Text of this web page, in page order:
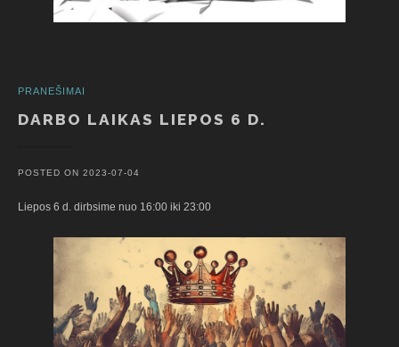
PRANEŠIMAI
DARBO LAIKAS LIEPOS 6 D.
POSTED ON 2023-07-04
Liepos 6 d. dirbsime nuo 16:00 iki 23:00